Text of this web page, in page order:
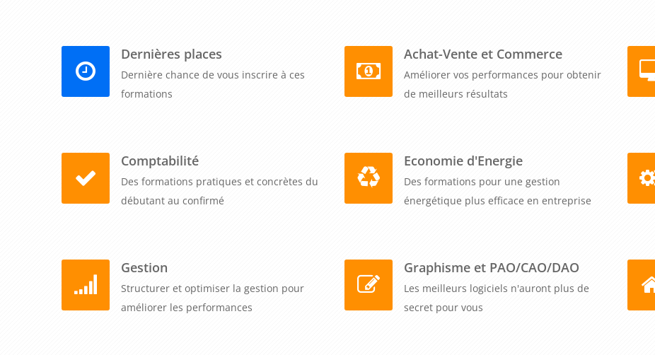
Dernières places
Dernière chance de vous inscrire à ces
formations
Achat-Vente et Commerce
Améliorer vos performances pour obtenir
de meilleurs résultats
Comptabilité
Des formations pratiques et concrètes du
débutant au confirmé
Economie d'Energie
Des formations pour une gestion
énergétique plus efficace en entreprise
Gestion
Structurer et optimiser la gestion pour
améliorer les performances
Graphisme et PAO/CAO/DAO
Les meilleurs logiciels n'auront plus de
secret pour vous